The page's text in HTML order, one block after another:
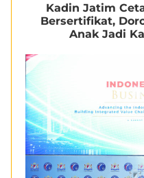
Kadin Jatim
Bersertifikat,
Anak Jadi